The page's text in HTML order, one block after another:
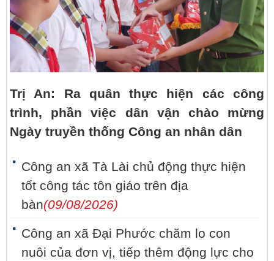
Trị An: Ra quân thực hiện các công
trình, phần việc dân vận chào mừng
Ngày truyền thống Công an nhân dân
Công an xã Tà Lài chủ động thực hiện
tốt công tác tôn giáo trên địa
bàn(09/08/2026)
Công an xã Đại Phước chăm lo con
nuôi của đơn vị, tiếp thêm động lực cho